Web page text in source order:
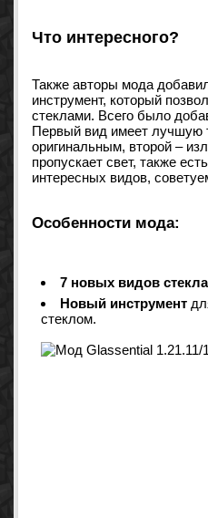
Что интересного?
Также авторы мода
инструмент, который
стеклами. Всего было
Первый вид имеет лучшую
оригинальным, второй –
пропускает свет, также
интересных видов,
Особенности мода:
7 новых видов
Новый инструмент
стеклом.